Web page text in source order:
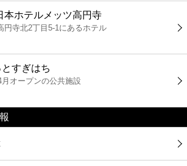
本ホテルメッツ高円寺
円寺北2丁目5-1にあるホテル
すぎはち
月オープンの公共施設